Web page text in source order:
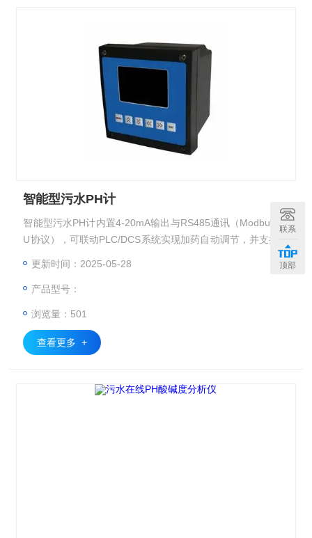
智能型污水PH计
智能型污水PH计内置4-20mA输出与RS485通讯（ModbusRT
U协议），可联动PLC/DCS系统实现加药自动调节，并支持数
更新时间：2025-05-28
产品型号：
浏览量：501
查看更多 +
联系
顶部